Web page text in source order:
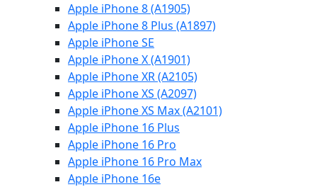
Apple iPhone 8 (A1905)
Apple iPhone 8 Plus (A1897)
Apple iPhone SE
Apple iPhone X (A1901)
Apple iPhone XR (A2105)
Apple iPhone XS (A2097)
Apple iPhone XS Max (A2101)
Apple iPhone 16 Plus
Apple iPhone 16 Pro
Apple iPhone 16 Pro Max
Apple iPhone 16e